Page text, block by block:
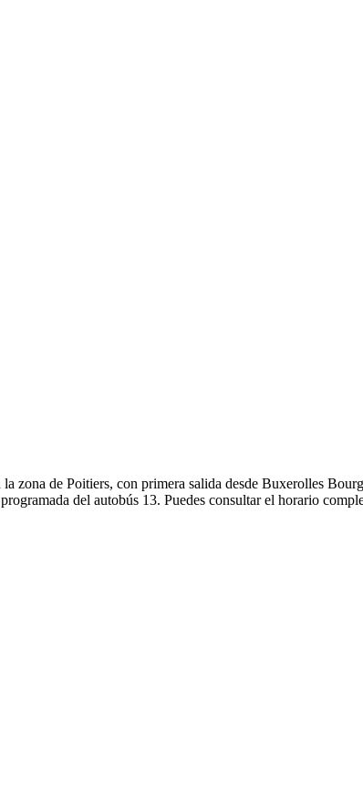
zona de Poitiers, con primera salida desde Buxerolles
del autobús 13. Puedes consultar el horario